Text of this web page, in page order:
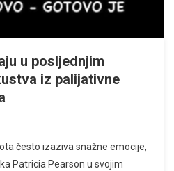
u posljednjim
iz palijativne
često izaziva snažne emocije,
Patricia Pearson u svojim